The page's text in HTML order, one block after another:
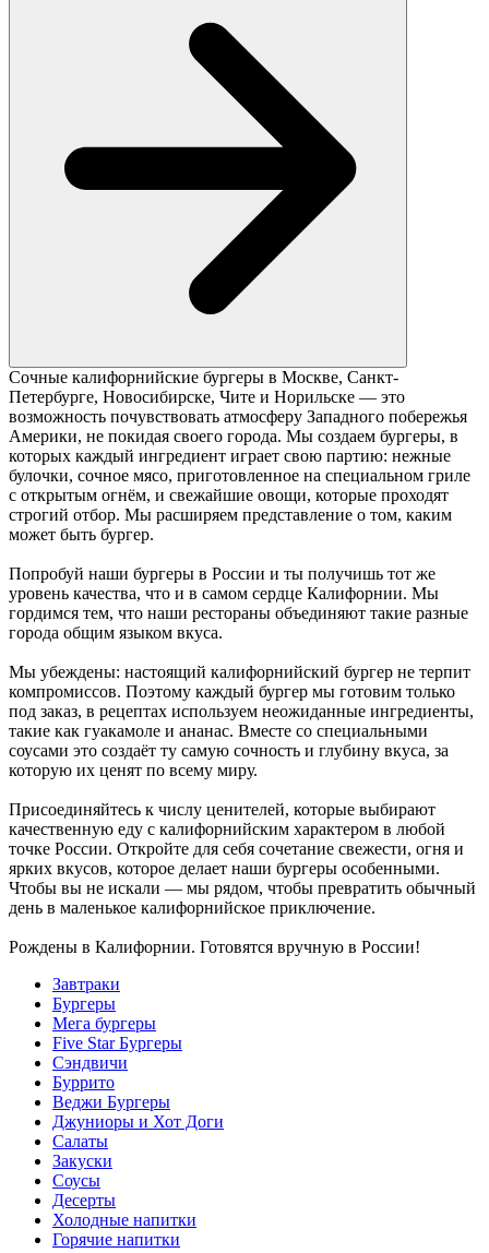
Сочные калифорнийские бургеры в Москве, Санкт-
Петербурге, Новосибирске, Чите и Норильске — это
возможность почувствовать атмосферу Западного побережья
Америки, не покидая своего города. Мы создаем бургеры, в
которых каждый ингредиент играет свою партию: нежные
булочки, сочное мясо, приготовленное на специальном гриле
с открытым огнём, и свежайшие овощи, которые проходят
строгий отбор. Мы расширяем представление о том, каким
может быть бургер.
Попробуй наши бургеры в России и ты получишь тот же
уровень качества, что и в самом сердце Калифорнии. Мы
гордимся тем, что наши рестораны объединяют такие разные
города общим языком вкуса.
Мы убеждены: настоящий калифорнийский бургер не терпит
компромиссов. Поэтому каждый бургер мы готовим только
под заказ, в рецептах используем неожиданные ингредиенты,
такие как гуакамоле и ананас. Вместе со специальными
соусами это создаёт ту самую сочность и глубину вкуса, за
которую их ценят по всему миру.
Присоединяйтесь к числу ценителей, которые выбирают
качественную еду с калифорнийским характером в любой
точке России. Откройте для себя сочетание свежести, огня и
ярких вкусов, которое делает наши бургеры особенными.
Чтобы вы не искали — мы рядом, чтобы превратить обычный
день в маленькое калифорнийское приключение.
Рождены в Калифорнии. Готовятся вручную в России!
Завтраки
Бургеры
Мега бургеры
Five Star Бургеры
Сэндвичи
Буррито
Веджи Бургеры
Джуниоры и Хот Доги
Салаты
Закуски
Соусы
Десерты
Холодные напитки
Горячие напитки